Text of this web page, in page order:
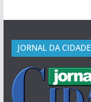
JORNAL DA CIDADE